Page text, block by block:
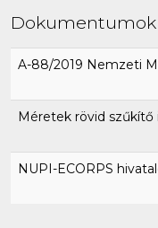
Dokumentumok
A-88/2019 Nemzeti
Méretek rövid szűkítő
NUPI-ECORPS